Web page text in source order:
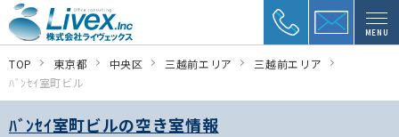
MENU
TOP 東京都 中央区 三越前エリア
三越前エリア
ﾊﾞﾝｾｲ室町ビル
ﾊﾞﾝｾｲ室町ビルの空き室情報